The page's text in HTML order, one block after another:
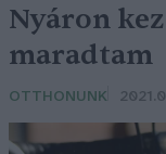
Nyáron
maradtam
OTTHONUNK